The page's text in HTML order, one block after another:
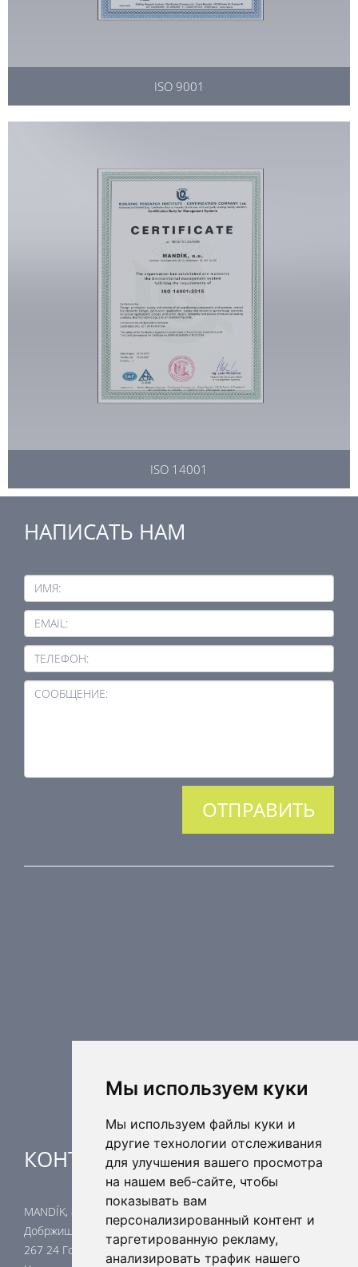
Мы используем куки
Мы используем файлы куки и
другие технологии отслеживания
для улучшения вашего просмотра
на нашем веб-сайте, чтобы
показывать вам
персонализированный контент и
таргетированную рекламу,
анализировать трафик нашего
ISO 9001
ISO 14001
НАПИСАТЬ НАМ
ИМЯ:
EMAIL:
ТЕЛЕФОН:
СООБЩЕНИЕ:
КОНТАКТЫ
MANDÍK, a.s.
Добржишска 550
267 24 Гостомице